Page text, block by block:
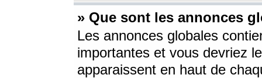
» Que sont les annonces
Les annonces globales
importantes et vous devriez
apparaissent en haut de